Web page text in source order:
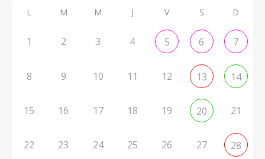
L M M J V S D
1 2 3 4 5 6 7
8 9 10 11 12 13 14
15 16 17 18 19 20 21
22 23 24 25 26 27 28